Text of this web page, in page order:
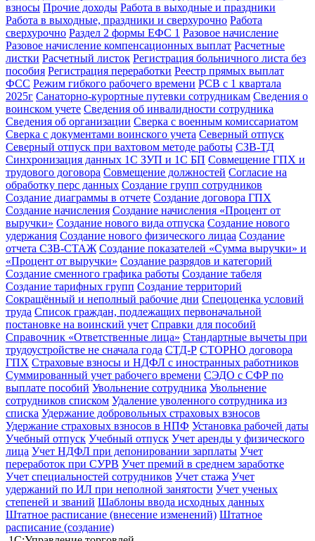
взносы Прочие доходы Работа в выходные и праздники
Работа в выходные, праздники и сверхурочно Работа
сверхурочно Раздел 2 формы ЕФС 1 Разовое начисление
Разовое начисление компенсационных выплат Расчетные
листки Расчетный листок Регистрация больничного листа без
пособия Регистрация переработки Реестр прямых выплат
ФСС Режим гибкого рабочего времени РСВ с 1 квартала
2025г Санаторно-курортные путевки сотрудникам Сведения о
воинском учете Сведения об инвалидности сотрудника
Сведения об организации Сверка с военным комиссариатом
Сверка с документами воинского учета Северный отпуск
Северный отпуск при вахтовом методе работы СЗВ-ТД
Синхронизация данных 1С ЗУП и 1С БП Совмещение ГПХ и
трудового договора Совмещение должностей Согласие на
обработку перс данных Создание групп сотрудников
Создание диаграммы в отчете Создание договора ГПХ
Создание начисления Создание начисления «Процент от
выручки» Создание нового вида отпуска Создание нового
удержания Создание нового физического лицаа Создание
отчета СЗВ-СТАЖ Создание показателей «Сумма выручки» и
«Процент от выручки» Создание разрядов и категорий
Создание сменного графика работы Создание табеля
Создание тарифных групп Создание территорий
Сокращённый и неполный рабочие дни Спецоценка условий
труда Список граждан, подлежащих первоначальной
постановке на воинский учет Справки для пособий
Справочник «Ответственные лица» Стандартные вычеты при
трудоустройстве не сначала года СТД-Р СТОРНО договора
ГПХ Страховые взносы и НДФЛ с иностранных работников
Суммированный учет рабочего времени СЭДО с СФР по
выплате пособий Увольнение сотрудника Увольнение
сотрудников списком Удаление уволенного сотрудника из
списка Удержание добровольных страховых взносов
Удержание страховых взносов в НПФ Установка рабочей даты
Учебный отпуск Учебный отпуск Учет аренды у физического
лица Учет НДФЛ при депонировании зарплаты Учет
переработок при СУРВ Учет премий в среднем заработке
Учет специальностей сотрудников Учет стажа Учет
удержаний по ИЛ при неполной занятости Учет ученых
степеней и званий Шаблоны ввода исходных данных
Штатное расписание (внесение изменений) Штатное
расписание (создание)